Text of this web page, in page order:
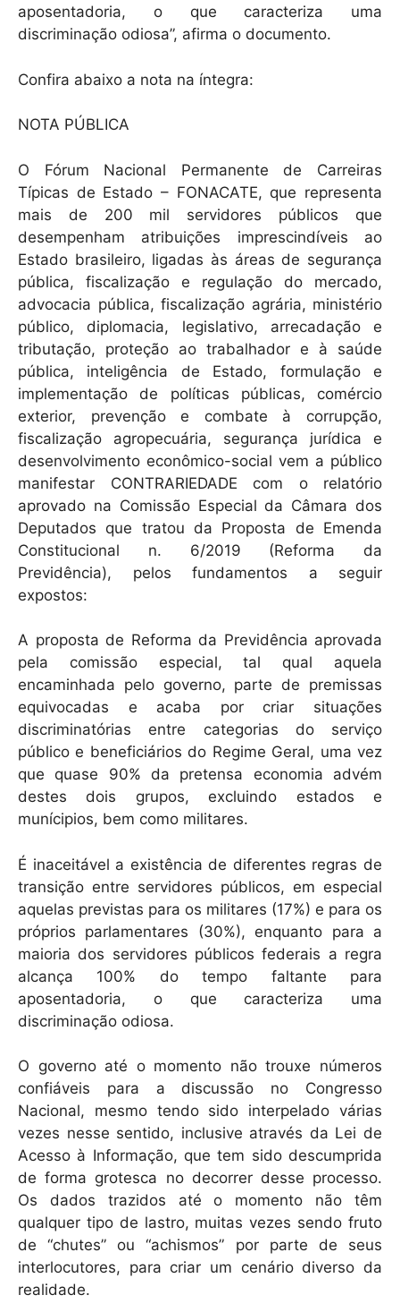
aposentadoria, o que caracteriza uma
discriminação odiosa”, afirma o documento.
Confira abaixo a nota na íntegra:
NOTA PÚBLICA
O Fórum Nacional Permanente de Carreiras
Típicas de Estado – FONACATE, que representa
mais de 200 mil servidores públicos que
desempenham atribuições imprescindíveis ao
Estado brasileiro, ligadas às áreas de segurança
pública, fiscalização e regulação do mercado,
advocacia pública, fiscalização agrária, ministério
público, diplomacia, legislativo, arrecadação e
tributação, proteção ao trabalhador e à saúde
pública, inteligência de Estado, formulação e
implementação de políticas públicas, comércio
exterior, prevenção e combate à corrupção,
fiscalização agropecuária, segurança jurídica e
desenvolvimento econômico-social vem a público
manifestar CONTRARIEDADE com o relatório
aprovado na Comissão Especial da Câmara dos
Deputados que tratou da Proposta de Emenda
Constitucional n. 6/2019 (Reforma da
Previdência), pelos fundamentos a seguir
expostos:
A proposta de Reforma da Previdência aprovada
pela comissão especial, tal qual aquela
encaminhada pelo governo, parte de premissas
equivocadas e acaba por criar situações
discriminatórias entre categorias do serviço
público e beneficiários do Regime Geral, uma vez
que quase 90% da pretensa economia advém
destes dois grupos, excluindo estados e
munícipios, bem como militares.
É inaceitável a existência de diferentes regras de
transição entre servidores públicos, em especial
aquelas previstas para os militares (17%) e para os
próprios parlamentares (30%), enquanto para a
maioria dos servidores públicos federais a regra
alcança 100% do tempo faltante para
aposentadoria, o que caracteriza uma
discriminação odiosa.
O governo até o momento não trouxe números
confiáveis para a discussão no Congresso
Nacional, mesmo tendo sido interpelado várias
vezes nesse sentido, inclusive através da Lei de
Acesso à Informação, que tem sido descumprida
de forma grotesca no decorrer desse processo.
Os dados trazidos até o momento não têm
qualquer tipo de lastro, muitas vezes sendo fruto
de “chutes” ou “achismos” por parte de seus
interlocutores, para criar um cenário diverso da
realidade.